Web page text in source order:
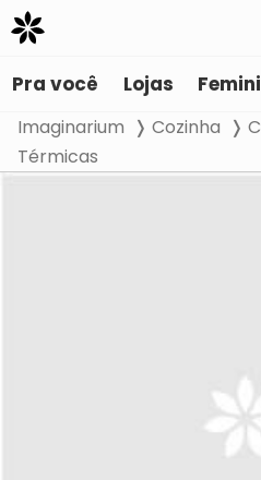
Pra você Lojas
Imaginarium Cozinha
Térmicas